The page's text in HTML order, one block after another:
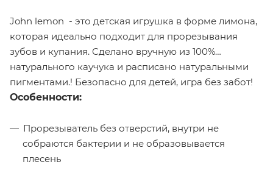
John lemon - это детская игрушка в форме лимона,
которая идеально подходит для прорезывания
зубов и купания. Сделано вручную из 100%
натурального каучука и расписано натуральными
пигментами.! Безопасно для детей, игра без забот!
Особенности:
Прорезыватель без отверстий, внутри не
собраются бактерии и не образовывается
плесень